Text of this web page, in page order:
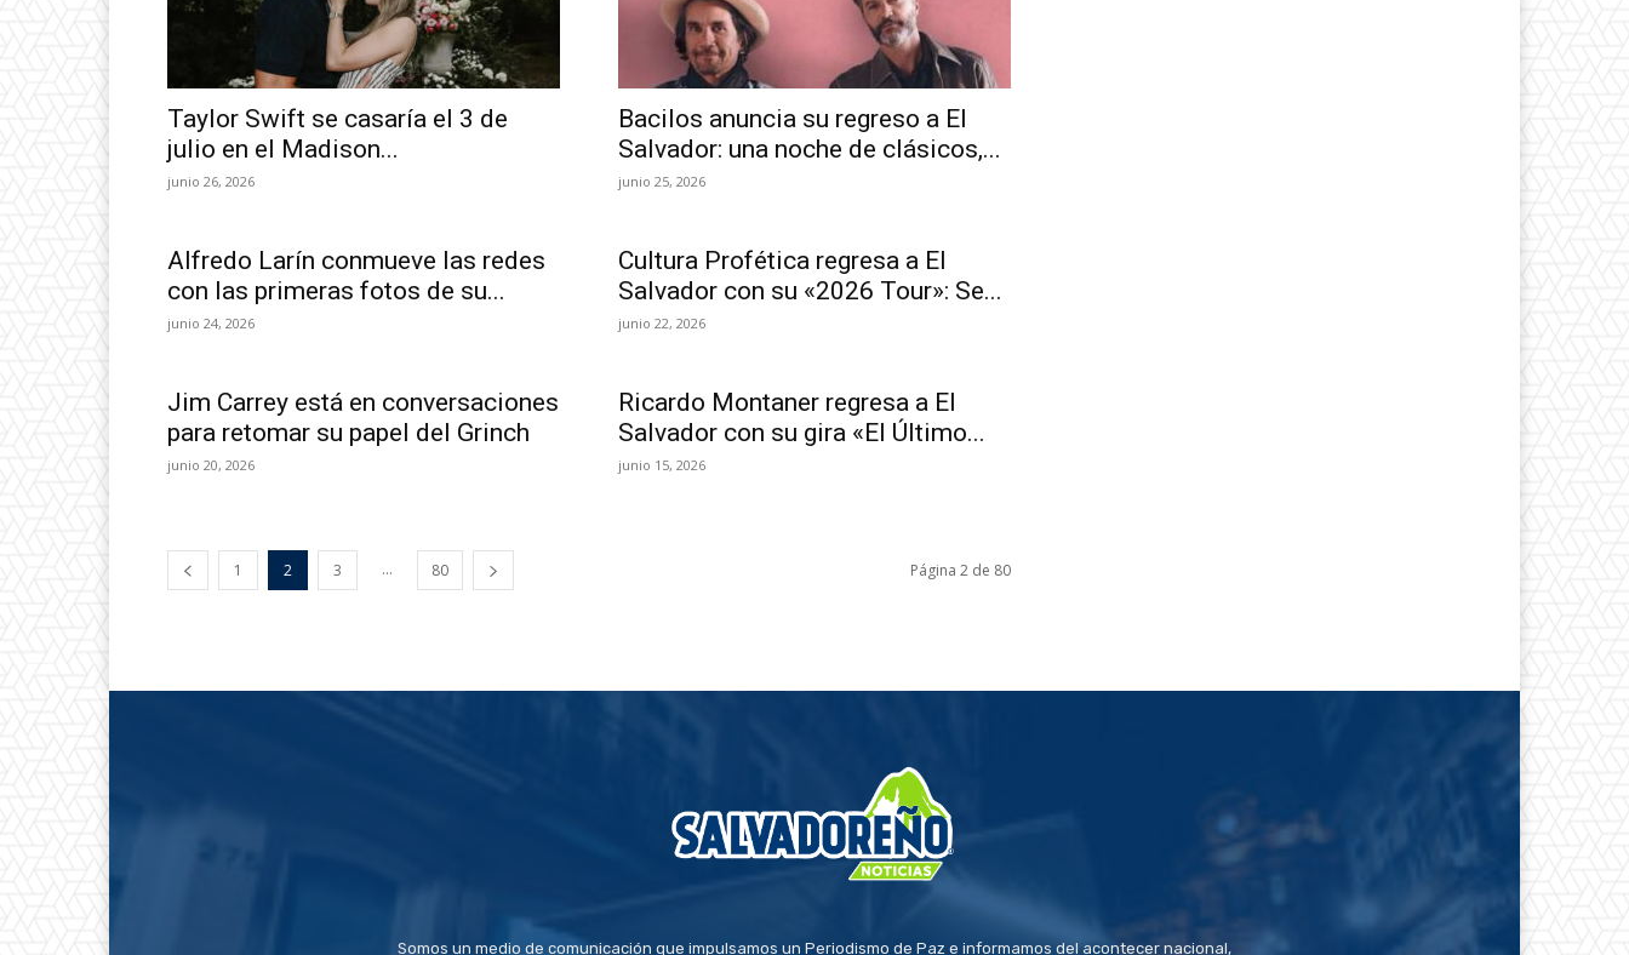
Taylor Swift se casaría el 3 de
julio en el Madison...
junio 26, 2026
Bacilos anuncia su regreso a El
Salvador: una noche de clásicos,...
junio 25, 2026
Alfredo Larín conmueve las redes
con las primeras fotos de su...
junio 24, 2026
Cultura Profética regresa a El
Salvador con su «2026 Tour»: Se...
junio 22, 2026
Jim Carrey está en conversaciones
para retomar su papel del Grinch
junio 20, 2026
Ricardo Montaner regresa a El
Salvador con su gira «El Último...
junio 15, 2026
1 2 3 ... 80 Página 2 de 80
Somos un medio de comunicación que impulsamos un Periodismo de Paz e informamos del acontecer nacional,